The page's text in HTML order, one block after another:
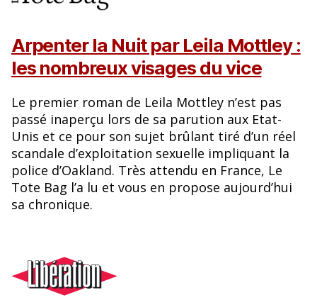
Arpenter la Nuit par Leila Mottley :
les nombreux visages du vice
Le premier roman de Leila Mottley n’est pas
passé inaperçu lors de sa parution aux Etat-
Unis et ce pour son sujet brûlant tiré d’un réel
scandale d’exploitation sexuelle impliquant la
police d’Oakland. Très attendu en France, Le
Tote Bag l’a lu et vous en propose aujourd’hui
sa chronique.